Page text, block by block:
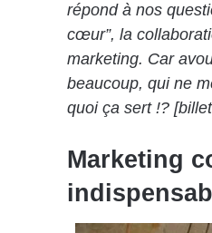
répond à nos
cœur”, la
marketing. Car
beaucoup, qui ne
quoi ça sert !?
Marketing